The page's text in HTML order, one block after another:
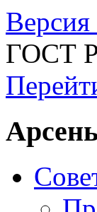
Версия
ГОСТ